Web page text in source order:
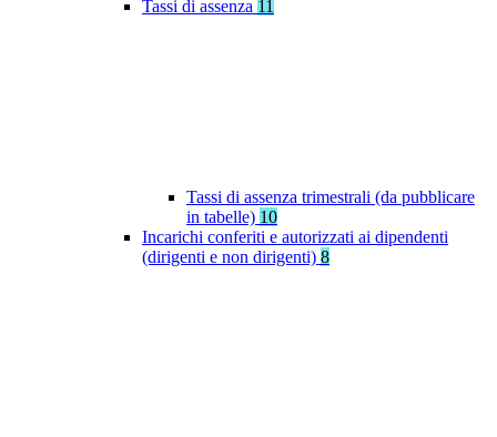
Tassi di assenza 11
Tassi di assenza trimestrali (da pubblicare
in tabelle) 10
Incarichi conferiti e autorizzati ai dipendenti
(dirigenti e non dirigenti) 8